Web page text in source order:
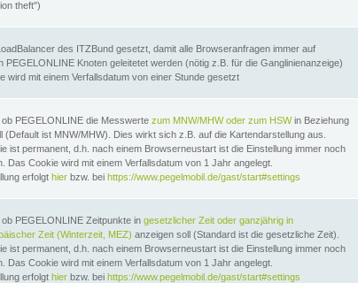
theft")
des ITZBund gesetzt, damit alle Browseranfragen immer auf
PEGELONLINE Knoten geleitetet werden (nötig z.B. für die Ganglinienanzeige)
wird mit einem Verfallsdatum von einer Stunde gesetzt
ob PEGELONLINE die Messwerte zum MNW/MHW oder zum HSWin Beziehung
(Default ist MNW/MHW). Dies wirkt sich z.B. auf die Kartendarstellung aus.
ist permanent, d.h. nach einem Browserneustart ist die Einstellung immer noch
Das Cookie wird mit einem Verfallsdatum von 1 Jahr angelegt.
erfolgt hier bzw. bei https://www.pegelmobil.de/gast/start#settings
ob PEGELONLINE Zeitpunkte in gesetzlicher Zeit oder ganzjährig in
Zeit (Winterzeit, MEZ) anzeigen soll (Standard ist die gesetzliche Zeit).
ist permanent, d.h. nach einem Browserneustart ist die Einstellung immer noch
Das Cookie wird mit einem Verfallsdatum von 1 Jahr angelegt.
erfolgt hier bzw. bei https://www.pegelmobil.de/gast/start#settings